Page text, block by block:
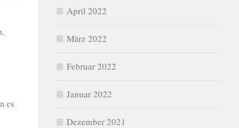
es
April 2022
März 2022
Februar 2022
Januar 2022
Dezember 2021